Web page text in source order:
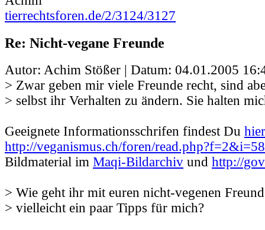
tierrechtsforen.de/2/3124/3127
Re: Nicht-vegane Freunde
Autor: Achim Stößer | Datum: 04.01.2005
> Zwar geben mir viele Freunde recht, sind
> selbst ihr Verhalten zu ändern. Sie halten
Geeignete Informationsschrifen findest Du hier
http://veganismus.ch/foren/
Bildmaterial im Maqi-Bildarchiv und http://
> Wie geht ihr mit euren nicht-vegenen
> vielleicht ein paar Tipps für mich?